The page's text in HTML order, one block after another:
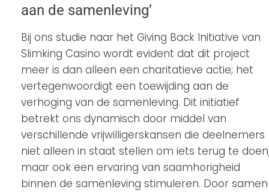
aan de samenleving’
Bij ons studie naar het Giving Back Initiative van
Slimking Casino wordt evident dat dit project
meer is dan alleen een charitatieve actie; het
vertegenwoordigt een toewijding aan de
verhoging van de samenleving. Dit initiatief
betrekt ons dynamisch door middel van
verschillende vrijwilligerskansen die deelnemers
niet alleen in staat stellen om iets terug te
maar ook een ervaring van saamhorigheid
binnen de samenleving stimuleren. Door samen